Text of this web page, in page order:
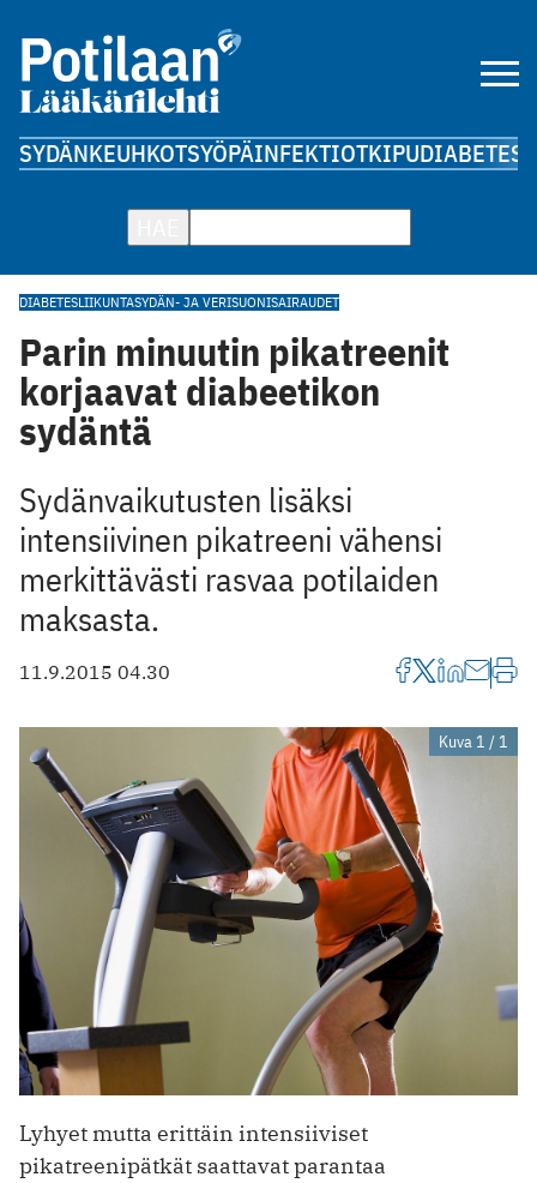
SYDÄNKEUHKOTSYÖPÄINFEKTIOTKIPUDIABETES
DIABETESLIIKUNTASYDÄN- JA VERISUONISAIRAUDET
Parin minuutin pikatreenit
korjaavat diabeetikon
sydäntä
Sydänvaikutusten lisäksi
intensiivinen pikatreeni vähensi
merkittävästi rasvaa potilaiden
maksasta.
11.9.2015 04.30
Kuva 1 / 1
Lyhyet mutta erittäin intensiiviset
pikatreenipätkät saattavat parantaa